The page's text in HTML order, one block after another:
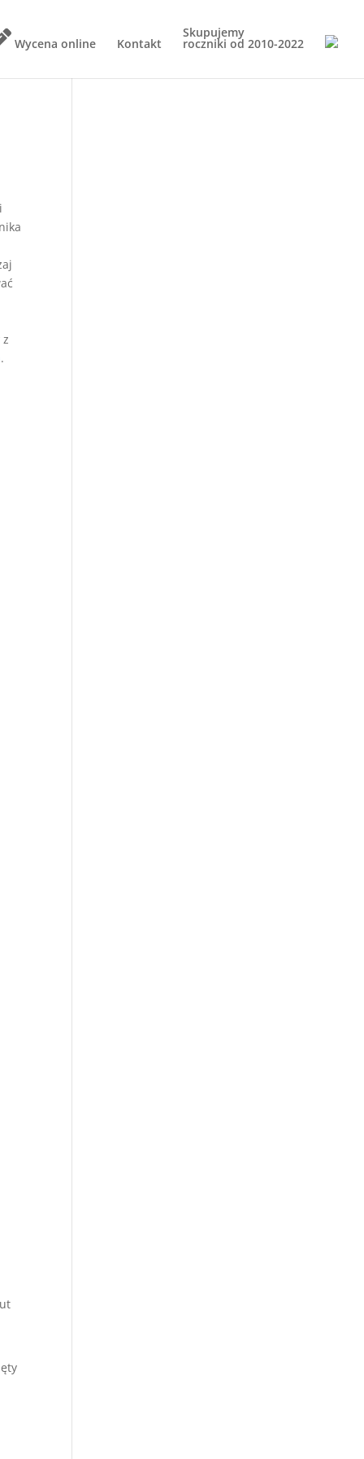
Wycena online Kontakt
Skupujemy
roczniki od 2010-2022
.